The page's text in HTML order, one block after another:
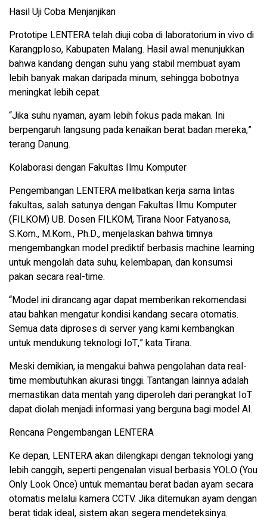
Hasil Uji Coba Menjanjikan
Prototipe LENTERA telah diuji coba di laboratorium in vivo di
Karangploso, Kabupaten Malang. Hasil awal menunjukkan
bahwa kandang dengan suhu yang stabil membuat ayam
lebih banyak makan daripada minum, sehingga bobotnya
meningkat lebih cepat.
“Jika suhu nyaman, ayam lebih fokus pada makan. Ini
berpengaruh langsung pada kenaikan berat badan mereka,”
terang Danung.
Kolaborasi dengan Fakultas Ilmu Komputer
Pengembangan LENTERA melibatkan kerja sama lintas
fakultas, salah satunya dengan Fakultas Ilmu Komputer
(FILKOM) UB. Dosen FILKOM, Tirana Noor Fatyanosa,
S.Kom., M.Kom., Ph.D., menjelaskan bahwa timnya
mengembangkan model prediktif berbasis machine learning
untuk mengolah data suhu, kelembapan, dan konsumsi
pakan secara real-time.
“Model ini dirancang agar dapat memberikan rekomendasi
atau bahkan mengatur kondisi kandang secara otomatis.
Semua data diproses di server yang kami kembangkan
untuk mendukung teknologi IoT,” kata Tirana.
Meski demikian, ia mengakui bahwa pengolahan data real-
time membutuhkan akurasi tinggi. Tantangan lainnya adalah
memastikan data mentah yang diperoleh dari perangkat IoT
dapat diolah menjadi informasi yang berguna bagi model AI.
Rencana Pengembangan LENTERA
Ke depan, LENTERA akan dilengkapi dengan teknologi yang
lebih canggih, seperti pengenalan visual berbasis YOLO (You
Only Look Once) untuk memantau berat badan ayam secara
otomatis melalui kamera CCTV. Jika ditemukan ayam dengan
berat tidak ideal, sistem akan segera mendeteksinya.